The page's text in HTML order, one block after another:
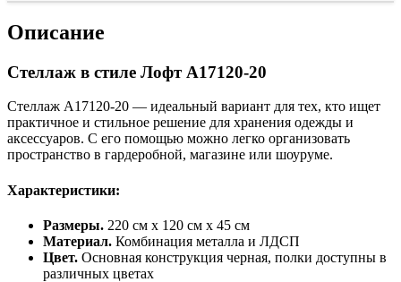
Описание
Стеллаж в стиле Лофт A17120-20
Стеллаж A17120-20 — идеальный вариант для тех, кто ищет
практичное и стильное решение для хранения одежды и
аксессуаров. С его помощью можно легко организовать
пространство в гардеробной, магазине или шоуруме.
Характеристики:
Размеры. 220 см x 120 см x 45 см
Материал. Комбинация металла и ЛДСП
Цвет. Основная конструкция черная, полки доступны в
различных цветах